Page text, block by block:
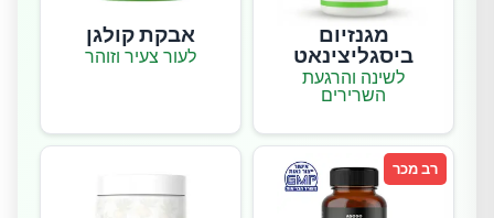
מגנזיום
ביסגליצינאט
לשינה והרגעת
השרירים
אבקת קולגן
לעור צעיר וזוהר
רב מכר